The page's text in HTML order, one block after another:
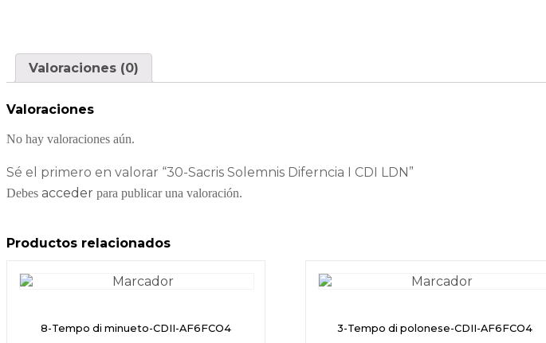
Valoraciones (0)
Valoraciones
No hay valoraciones aún.
Sé el primero en valorar “30-Sacris Solemnis Diferncia I CDI LDN”
Debes acceder para publicar una valoración.
Productos relacionados
8-Tempo di minueto-CDII-AF6FCO4 3-Tempo di polonese-CDII-AF6FCO4